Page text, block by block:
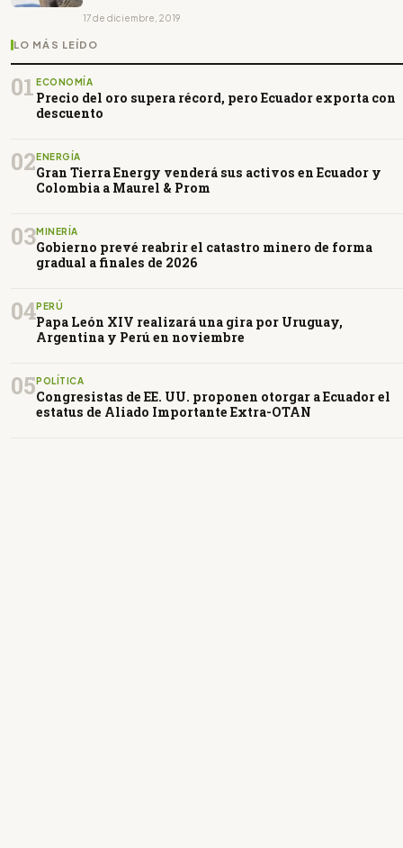
17 de diciembre, 2019
LO MÁS LEÍDO
01 ECONOMÍA
Precio del oro supera récord, pero Ecuador exporta con
descuento
02ENERGÍA
Gran Tierra Energy venderá sus activos en Ecuador y
Colombia a Maurel & Prom
03MINERÍA
Gobierno prevé reabrir el catastro minero de forma
gradual a finales de 2026
04PERÚ
Papa León XIV realizará una gira por Uruguay,
Argentina y Perú en noviembre
05POLÍTICA
Congresistas de EE. UU. proponen otorgar a Ecuador el
estatus de Aliado Importante Extra-OTAN